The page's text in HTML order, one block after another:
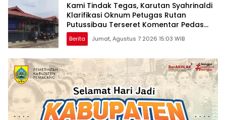
Kami Tindak Tegas, Karutan Syahrinaldi
Klarifikasi Oknum Petugas Rutan
Putussibau Terseret Komentar Pedas
Kasus Pasien BPJS
Berita Jumat, Agustus 7 2026 15:03 WIB